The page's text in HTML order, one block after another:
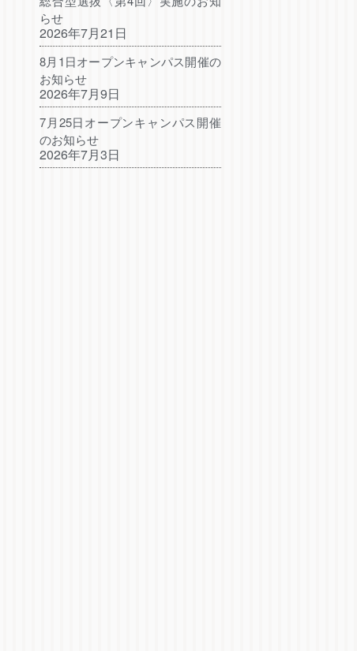
らせ
2026年7月21日
8月1日オープンキャンパス開催の
お知らせ
2026年7月9日
7月25日オープンキャンパス開催
のお知らせ
2026年7月3日